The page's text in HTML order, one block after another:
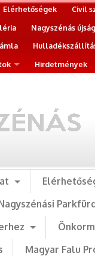
Elérhetőségek Civil
Nagyszénás újság
Hirdetmények
Magyar Falu